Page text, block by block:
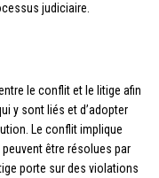
judiciaire.
le conflit et le litige afin
y sont liés et d’adopter
Le conflit implique
être résolues par
porte sur des violations